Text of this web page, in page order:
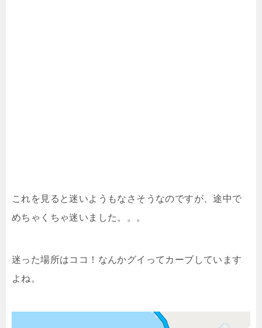
これを見ると迷いようもなさそうなのですが、途中で
めちゃくちゃ迷いました。。。
迷った場所はココ！なんかグイってカーブしています
よね。